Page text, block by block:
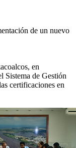
de un nuevo
en
Sistema de Gestión
certificaciones en